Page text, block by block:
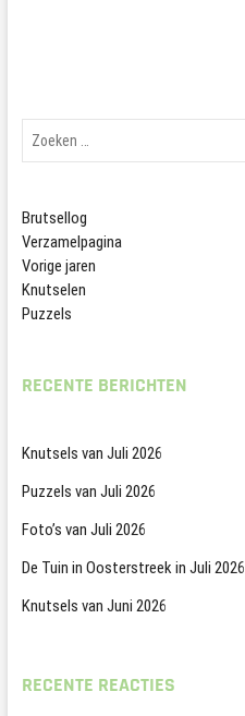
Brutsellog
Verzamelpagina
Vorige jaren
Knutselen
Puzzels
RECENTE BERICHTEN
Knutsels van Juli 2026
Puzzels van Juli 2026
Foto’s van Juli 2026
De Tuin in Oosterstreek in Juli 2026
Knutsels van Juni 2026
RECENTE REACTIES